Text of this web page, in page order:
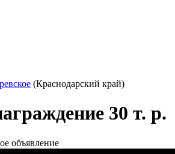
(Краснодарский край)
30 т. р.
объявление